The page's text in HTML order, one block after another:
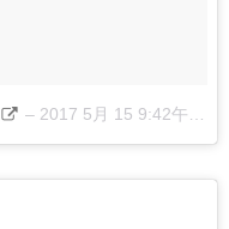
– 2017 5月 15 9:42午前 PDT